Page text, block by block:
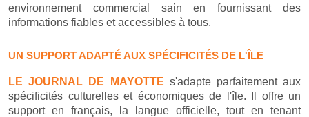
environnement commercial sain en fournissant des
informations fiables et accessibles à tous.
UN SUPPORT ADAPTÉ AUX SPÉCIFICITÉS DE L'ÎLE
LE JOURNAL DE MAYOTTE s'adapte parfaitement aux
spécificités culturelles et économiques de l'île. Il offre un
support en français, la langue officielle, tout en tenant